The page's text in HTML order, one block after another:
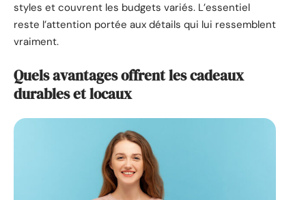
styles et couvrent les budgets variés. L’essentiel
reste l’attention portée aux détails qui lui ressemblent
vraiment.
Quels avantages offrent les cadeaux
durables et locaux